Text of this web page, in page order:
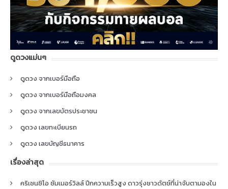
ดูดวงแม่นๆ
ดูดวง จากเบอร์มือถือ
ดูดวง จากเบอร์มือถือมงคล
ดูดวง จากเลขบัตรประชาชน
ดูดวง เลขทะเบียนรถ
ดูดวง เลขบัญชีธนาคาร
เรื่องล่าสุด
คริเซนซิโอ ซัมเมอร์วิลล์ ปีกความเร็วสูง ดาวรุ่งชาวดัตช์ที่น่าจับตามองใน